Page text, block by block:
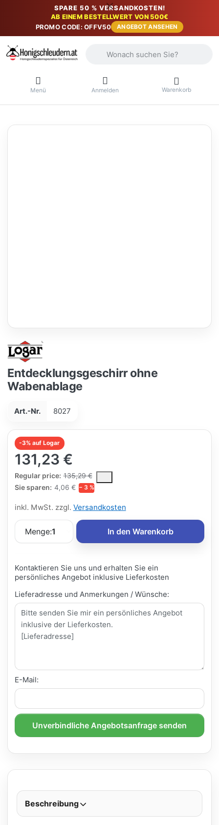
SPARE 50 % VERSANDKOSTEN!
AB EINEM BESTELLWERT VON 500€
PROMO CODE: OFFV50
ANGEBOT ANSEHEN
Menü Anmelden Warenkorb
Entdecklungsgeschirr ohne
Wabenablage
Art.-Nr. 8027
-3% auf Logar
131,23 €
Regular price: 135,29 €
The Regular Price is the median selling price paid by
Sie sparen: 4,06 € − 3 %
inkl. MwSt. zzgl. Versandkosten
Menge:1 In den Warenkorb
Kontaktieren Sie uns und erhalten Sie ein
persönliches Angebot inklusive Lieferkosten
Lieferadresse und Anmerkungen / Wünsche:
E-Mail:
Unverbindliche Angebotsanfrage senden
Beschreibung